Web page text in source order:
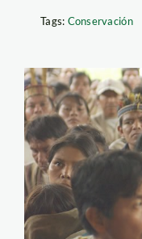
Tags: Conservación